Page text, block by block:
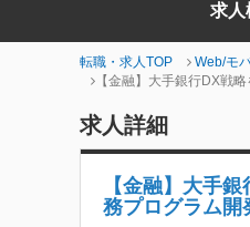
求人
転職・求人TOP Web/モ
【金融】大手銀行DX戦
求人詳細
【金融】大手
務プログラム開